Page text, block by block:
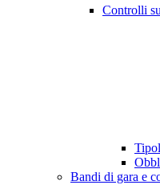
Controlli
Bandi di gara e